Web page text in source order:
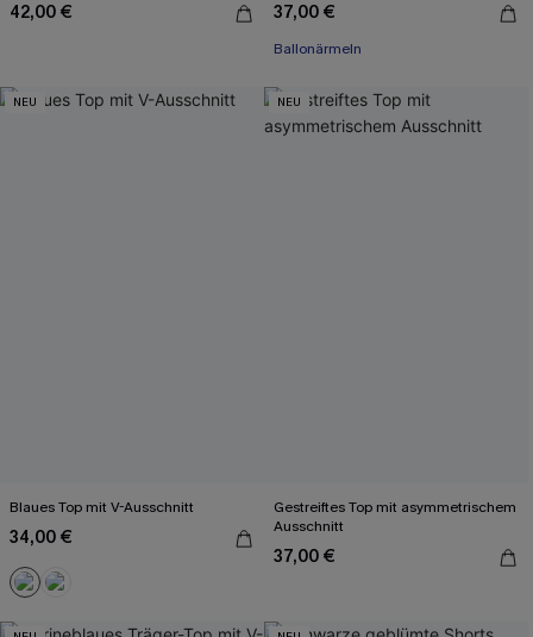
42,00 € 37,00 €
Ballonärmeln
NEU
Blaues Top mit V-Ausschnitt
34,00 €
NEU
Gestreiftes Top mit asymmetrischem
Ausschnitt
37,00 €